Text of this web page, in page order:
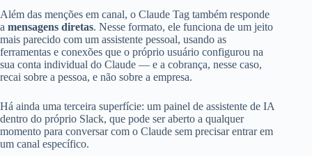
Além das menções em canal, o Claude Tag também responde
a mensagens diretas. Nesse formato, ele funciona de um jeito
mais parecido com um assistente pessoal, usando as
ferramentas e conexões que o próprio usuário configurou na
sua conta individual do Claude — e a cobrança, nesse caso,
recai sobre a pessoa, e não sobre a empresa.
Há ainda uma terceira superfície: um painel de assistente de IA
dentro do próprio Slack, que pode ser aberto a qualquer
momento para conversar com o Claude sem precisar entrar em
um canal específico.